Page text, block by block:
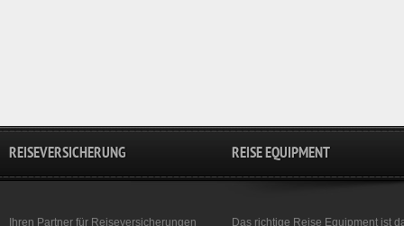
REISEVERSICHERUNG
Ihren Partner für Reiseversicherungen
REISE EQUIPMENT
Das richtige Reise Equipment ist